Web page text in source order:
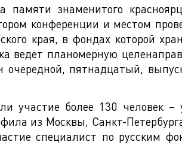
знаменитого
конференции и местом
края, в фондах которой
ведет планомерную
очередной, пятнадцатый,
участие более 130 человек
из Москвы, Санкт-
специалист по русским